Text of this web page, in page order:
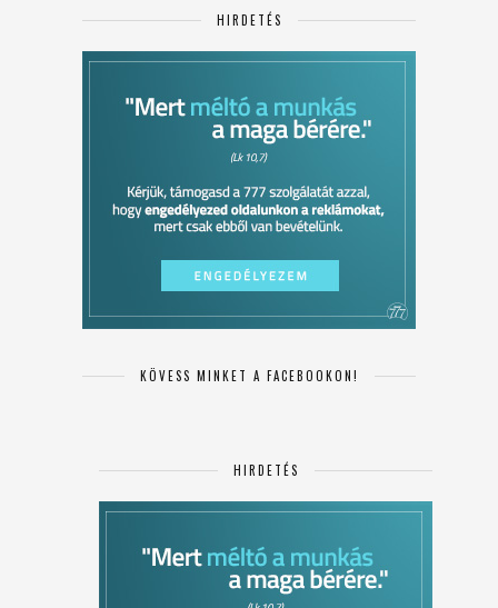
HIRDETÉS
KÖVESS MINKET A FACEBOOKON!
HIRDETÉS